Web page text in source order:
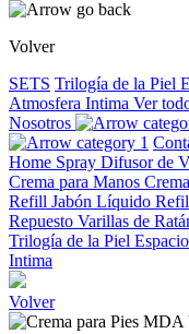
Volver
SETS Trilogía de la Piel
Atmosfera Intima Ver
Nosotros
Home Spray Difusor de
Crema para Manos
Refill Jabón Líquido
Repuesto Varillas de
Trilogía de la Piel
Intima
Volver